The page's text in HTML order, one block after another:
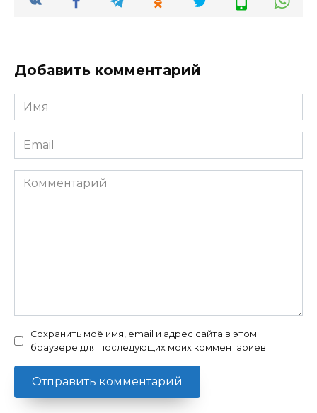
Добавить комментарий
Имя
*
Email
*
Комментарий
Сохранить моё имя, email и адрес сайта в этом
браузере для последующих моих комментариев.